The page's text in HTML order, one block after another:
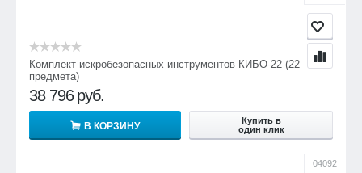
Комплект искробезопасных инструментов КИБО-22 (22
предмета)
38 796 руб.
В КОРЗИНУ
Купить в
один клик
04092